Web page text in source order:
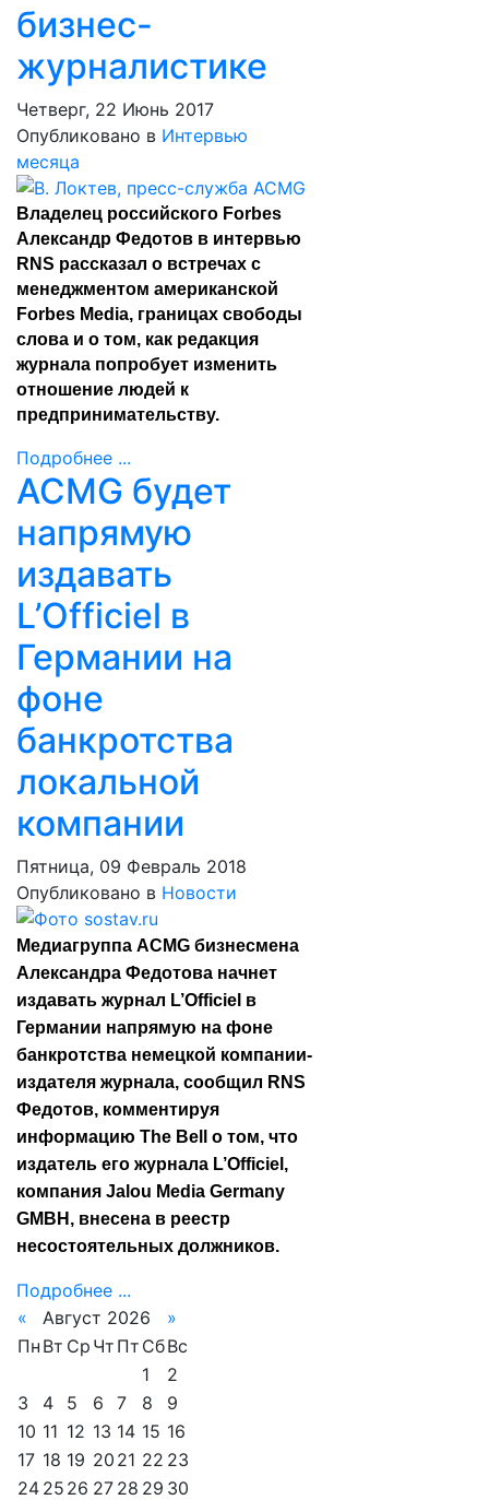
бизнес-
журналистике
Четверг, 22 Июнь 2017
Опубликовано в Интервью
месяца
Владелец российского Forbes
Александр Федотов в интервью
RNS рассказал о встречах с
менеджментом американской
Forbes Media, границах свободы
слова и о том, как редакция
журнала попробует изменить
отношение людей к
предпринимательству.
Подробнее ...
ACMG будет
напрямую
издавать
L’Officiel в
Германии на
фоне
банкротства
локальной
компании
Пятница, 09 Февраль 2018
Опубликовано в Новости
Медиагруппа ACMG бизнесмена
Александра Федотова начнет
издавать журнал L’Officiel в
Германии напрямую на фоне
банкротства немецкой компании-
издателя журнала, сообщил RNS
Федотов, комментируя
информацию The Bell о том, что
издатель его журнала L’Officiel,
компания Jalou Media Germany
GMBH, внесена в реестр
несостоятельных должников.
Подробнее ...
«
Август 2026
»
Пн Вт Ср Чт Пт СбВс
1
2
3
4 5 6 7 8
9
10 11 12 13 14 15 16
17 18 19 20 21 22 23
24 25 26 27 28 29 30